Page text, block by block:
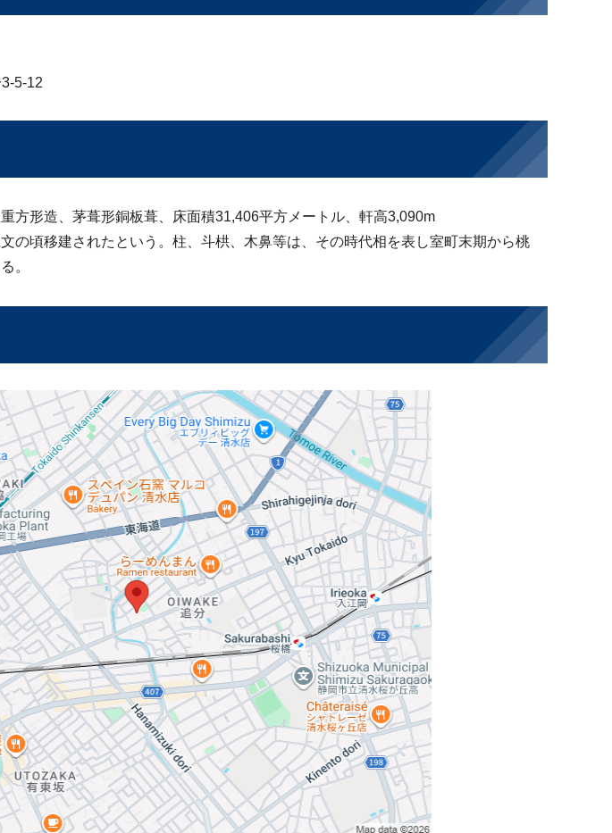
5-12
方形造、茅葺形銅板葺、床面積31,406平方メートル、軒高3,090m
の頃移建されたという。柱、斗栱、木鼻等は、その時代相を表し室町末期から桃
。